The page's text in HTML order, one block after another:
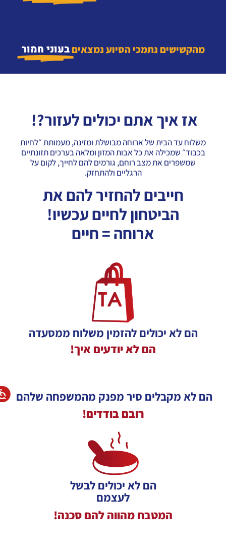
מהקשישים נתמכי הסיוע נמצאיםבעוני חמור
אז איך אתם יכולים לעזור?!
משלוח עד הבית של ארוחה מבושלת ומזינה, מעמותת ״לחיות
בכבוד״ שמכילה את כל אבות המזון ומלאה בערכים תזונתיים
שמשפרים את מצב רוחם, גורמים להם לחייך, לקום על
הרגליים ולהתחזק.
חייבים להחזיר להם את
הביטחון לחיים עכשיו!
ארוחה = חיים
הם לא יכולים להזמין משלוח ממסעדה
הם לא יודעים איך!
הם לא מקבלים סיר מפנק מהמשפחה שלהם
רובם בודדים!
הם לא יכולים לבשל
לעצמם
המטבח מהווה להם סכנה!